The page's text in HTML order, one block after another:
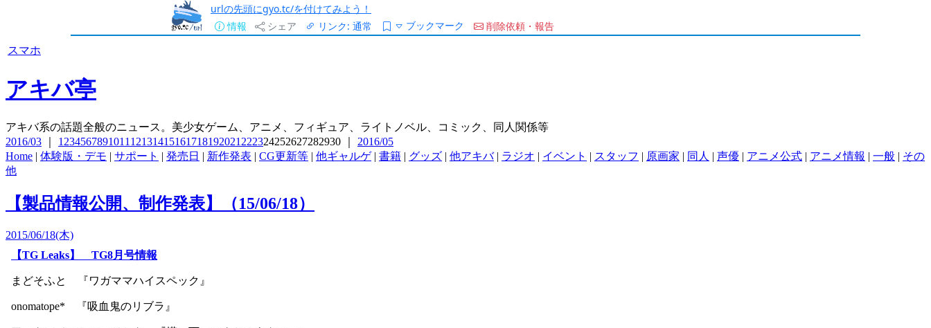
urlの先頭にgyo.tc/を付けてみよう！
情報
シェア リンク: 通常 ブックマーク 削除依頼・報告